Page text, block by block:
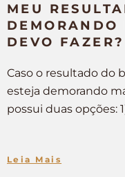
MEU
DEMORANDO
DEVO FAZER?
Caso o resultado do
esteja demorando
possui duas opções:
Leia Mais